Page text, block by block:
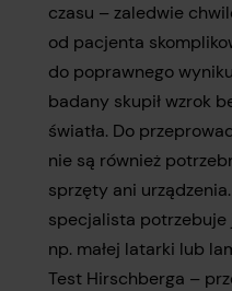
czasu – zaledwie
od pacjenta
do poprawnego
badany skupił wzrok
światła. Do
nie są również
sprzęty ani
specjalista potrzebuje
np. małej latarki lub
Test Hirschberga –